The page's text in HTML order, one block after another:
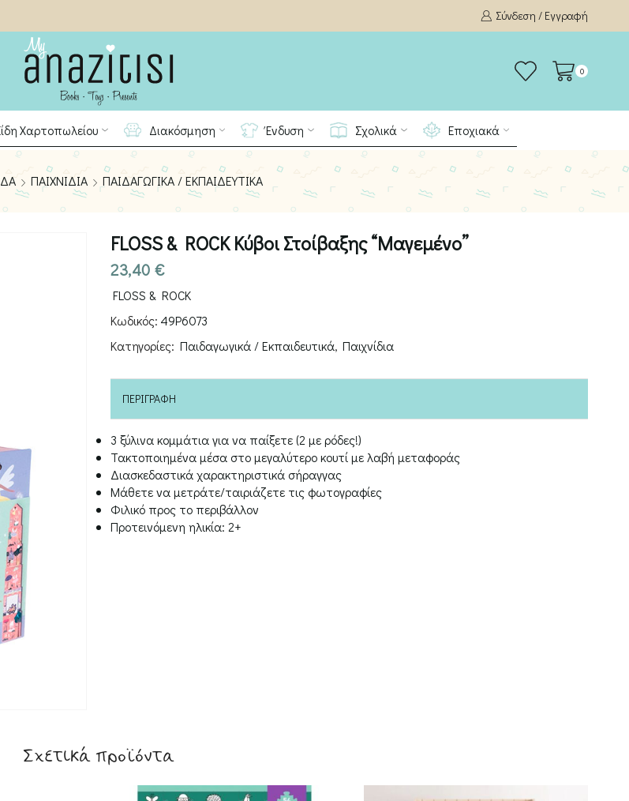
Σύνδεση / Εγγραφή
0
Χαρτοπωλείου Διακόσμηση Ένδυση Σχολικά Εποχιακά
ΠΑΙΧΝΊΔΙΑ ΠΑΙΔΑΓΩΓΙΚΆ / ΕΚΠΑΙΔΕΥΤΙΚΆ
FLOSS & ROCK Κύβοι Στοίβαξης “Μαγεμένο”
23,40 €
FLOSS & ROCK
Κωδικός: 49P6073
Κατηγορίες: Παιδαγωγικά / Εκπαιδευτικά, Παιχνίδια
ΠΕΡΙΓΡΑΦΉ
3 ξύλινα κομμάτια για να παίξετε (2 με ρόδες!)
Τακτοποιημένα μέσα στο μεγαλύτερο κουτί με λαβή μεταφοράς
Διασκεδαστικά χαρακτηριστικά σήραγγας
Μάθετε να μετράτε/ταιριάζετε τις φωτογραφίες
Φιλικό προς το περιβάλλον
Προτεινόμενη ηλικία: 2+
Σχετικά προϊόντα